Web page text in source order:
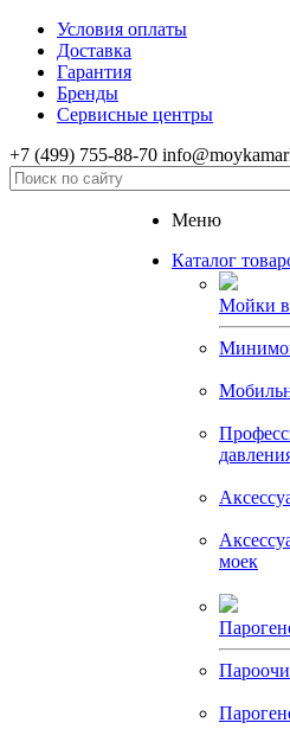
Условия оплаты
Доставка
Гарантия
Бренды
Сервисные центры
+7 (499) 755-88-70
Меню
Каталог
Мойки
моек